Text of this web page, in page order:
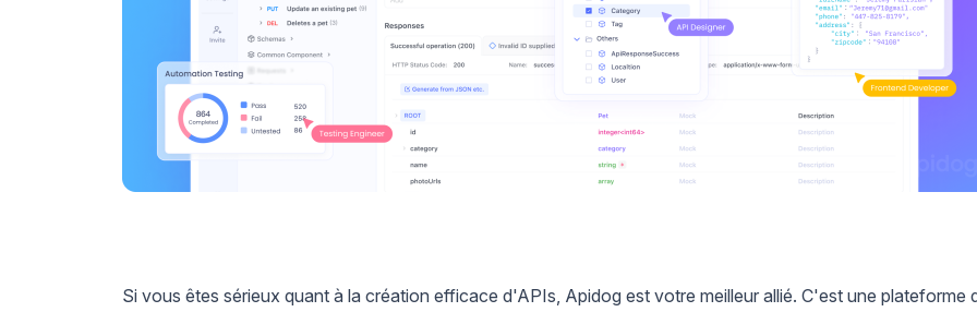
Si vous êtes sérieux quant à la création efficace d'APIs, Apidog est votre meilleur allié. C'est une plateforme